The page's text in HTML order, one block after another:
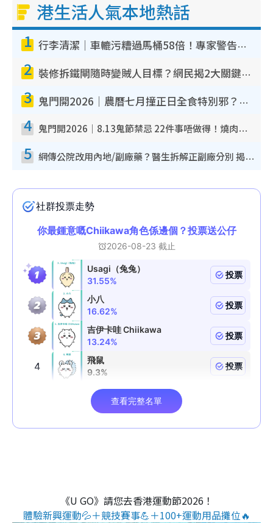
m
e
港生活人氣本地熱話
1 行李清潔｜車轆污糟過馬桶58倍！專家警告忌用酒精抹 教1招免污手除菌
2 裝修拆鐵閘隨時變賊人目標？網民揭2大關鍵用途：裝新式等於白裝？附新舊鐵閘分別
3 鬼門開2026｜農曆七月撞正日全食特別邪？專家警告切忌做一事！揭4大禁忌+2招保平安
4 鬼門開2026｜8.13鬼節禁忌 22件事唔做得！燒肉、刺身要少食？半夜勿吹口哨/打呢個電話
5 網傳公院改用內地/副廠藥？醫生拆解正副廠分別 揭4類人換藥隨時出事
《U GO》請您去香港運動節2026！
體驗新興運動💦＋競技賽事💪＋100+運動用品攤位🔥